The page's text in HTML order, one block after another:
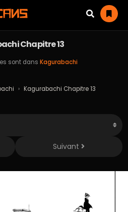
Chapitre 13
sont dans Kagurabachi
› Kagurabachi Chapitre 13
Suivant